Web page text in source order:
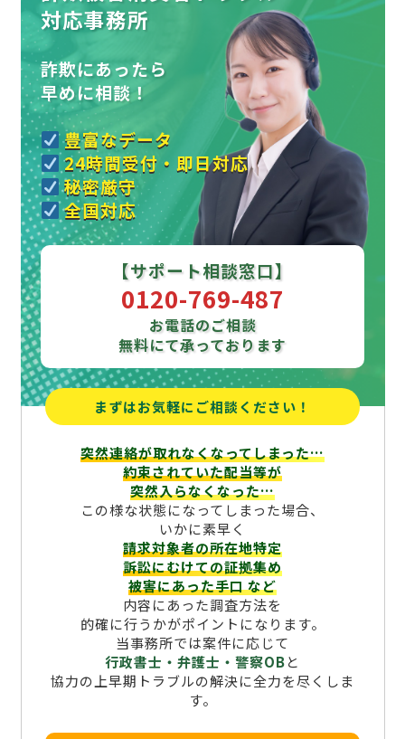
対応事務所
詐欺にあったら
早めに相談！
豊富なデータ
24時間受付・即日対応
秘密厳守
全国対応
【サポート相談窓口】
0120-769-487
お電話のご相談
無料にて承っております
まずはお気軽にご相談ください！
突然連絡が取れなくなってしまった…
約束されていた配当等が
突然入らなくなった…
この様な状態になってしまった場合、
いかに素早く
請求対象者の所在地特定
訴訟にむけての証拠集め
被害にあった手口など
内容にあった調査方法を
的確に行うかがポイントになります。
当事務所では案件に応じて
行政書士・弁護士・警察OBと
協力の上早期トラブルの解決に全力を尽くしま
す。